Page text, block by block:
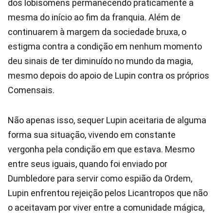
dos lobisomens permanecendo praticamente a
mesma do início ao fim da franquia. Além de
continuarem à margem da sociedade bruxa, o
estigma contra a condição em nenhum momento
deu sinais de ter diminuído no mundo da magia,
mesmo depois do apoio de Lupin contra os próprios
Comensais.
Não apenas isso, sequer Lupin aceitaria de alguma
forma sua situação, vivendo em constante
vergonha pela condição em que estava. Mesmo
entre seus iguais, quando foi enviado por
Dumbledore para servir como espião da Ordem,
Lupin enfrentou rejeição pelos Licantropos que não
o aceitavam por viver entre a comunidade mágica,